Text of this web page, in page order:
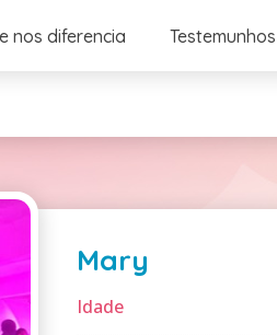
nos diferencia Testemunhos
Mary
Idade